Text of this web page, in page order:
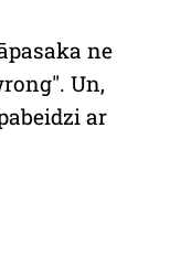
ne
Un,
ar